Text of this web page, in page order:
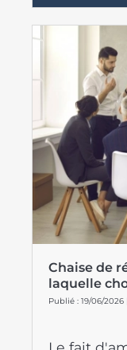
Chaise de
laquelle
Publié : 19/06/2026